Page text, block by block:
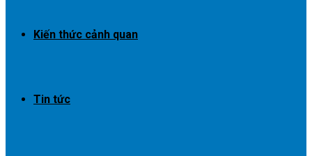
Kiến thức cảnh quan
Tin tức